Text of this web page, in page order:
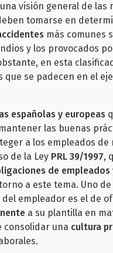
visión general de las
tomarse en
más comunes
y los provocados
en esta
que se padecen en el
españolas y europeas
las buenas
a los empleados de
de la Ley PRL 39/1997,
de empleados
a este tema. Uno
empleador es el de
a su plantilla en
consolidar una cultura